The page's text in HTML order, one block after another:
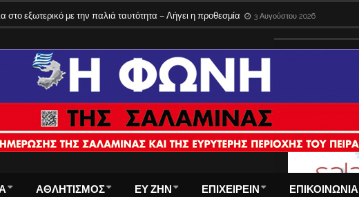
στο εξωτερικό με την παλιά ταυτότητα – Λήγει η προθεσμία
τα εισιτήρια στα φέρι της Σαλαμίνας – Όλες οι νέες τιμές 3 Αυγούστου 2026
ΑΘΛΗΤΙΣΜΟΣ ΕΥ ΖΗΝ ΕΠΙΧΕΙΡΕΙΝ ΕΠΙΚΟΙΝΩΝΙΑ